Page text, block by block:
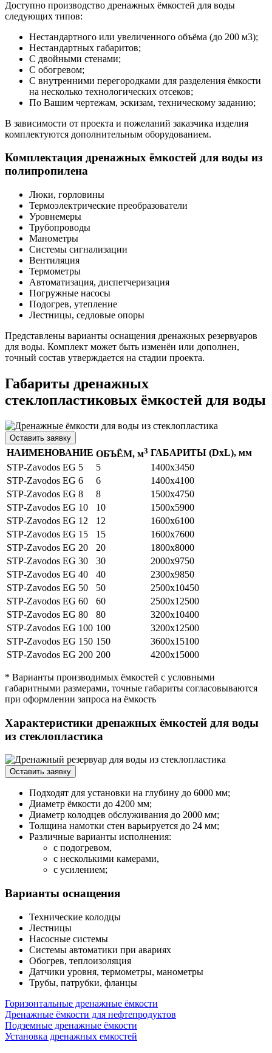
Доступно производство дренажных ёмкостей для воды
следующих типов:
Нестандартного или увеличенного объёма (до 200 м3);
Нестандартных габаритов;
С двойными стенами;
С обогревом;
С внутренними перегородками для разделения ёмкости
на несколько технологических отсеков;
По Вашим чертежам, эскизам, техническому заданию;
В зависимости от проекта и пожеланий заказчика изделия
комплектуются дополнительным оборудованием.
Комплектация дренажных ёмкостей для воды из
полипропилена
Люки, горловины
Термоэлектрические преобразователи
Уровнемеры
Трубопроводы
Манометры
Системы сигнализации
Вентиляция
Термометры
Автоматизация, диспетчеризация
Погружные насосы
Подогрев, утепление
Лестницы, седловые опоры
Представлены варианты оснащения дренажных резервуаров
для воды. Комплект может быть изменён или дополнен,
точный состав утверждается на стадии проекта.
Габариты дренажных
стеклопластиковых ёмкостей для воды
Оставить заявку
НАИМЕНОВАНИЕ ОБЪЁМ, м3 ГАБАРИТЫ (DхL), мм
STP-Zavodos EG 5
5
1400х3450
STP-Zavodos EG 6
6
1400x4100
STP-Zavodos EG 8
8
1500x4750
STP-Zavodos EG 10
10
1500х5900
STP-Zavodos EG 12
12
1600х6100
STP-Zavodos EG 15
15
1600х7600
STP-Zavodos EG 20
20
1800х8000
STP-Zavodos EG 30
30
2000х9750
STP-Zavodos EG 40
40
2300х9850
STP-Zavodos EG 50
50
2500х10450
STP-Zavodos EG 60
60
2500х12500
STP-Zavodos EG 80
80
3200х10400
STP-Zavodos EG 100 100
3200х12500
STP-Zavodos EG 150 150
3600х15100
STP-Zavodos EG 200 200 4200х15000
* Варианты производимых ёмкостей с условными
габаритными размерами, точные габариты согласовываются
при оформлении запроса на ёмкость
Характеристики дренажных ёмкостей для воды
из стеклопластика
Оставить заявку
Подходят для установки на глубину до 6000 мм;
Диаметр ёмкости до 4200 мм;
Диаметр колодцев обслуживания до 2000 мм;
Толщина намотки стен варьируется до 24 мм;
Различные варианты исполнения:
с подогревом,
с несколькими камерами,
с усилением;
Варианты оснащения
Технические колодцы
Лестницы
Насосные системы
Системы автоматики при авариях
Обогрев, теплоизоляция
Датчики уровня, термометры, манометры
Трубы, патрубки, фланцы
Горизонтальные дренажные ёмкости
Дренажные ёмкости для нефтепродуктов
Подземные дренажные ёмкости
Установка дренажных емкостей